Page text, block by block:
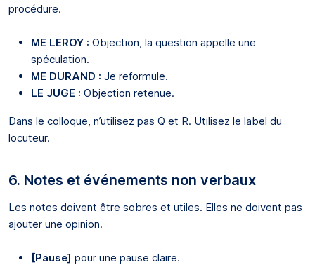
procédure.
ME LEROY : Objection, la question appelle une
spéculation.
ME DURAND : Je reformule.
LE JUGE : Objection retenue.
Dans le colloque, n’utilisez pas Q et R. Utilisez le label du
locuteur.
6. Notes et événements non verbaux
Les notes doivent être sobres et utiles. Elles ne doivent pas
ajouter une opinion.
[Pause] pour une pause claire.